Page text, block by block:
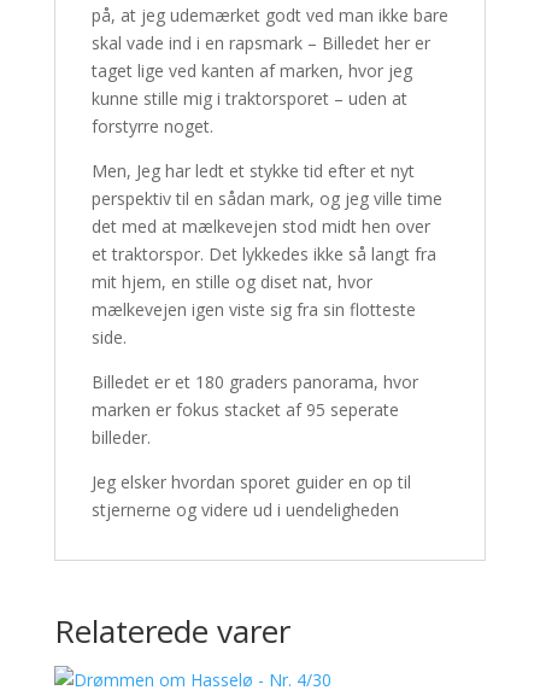
på, at jeg udemærket godt ved man ikke bare
skal vade ind i en rapsmark – Billedet her er
taget lige ved kanten af marken, hvor jeg
kunne stille mig i traktorsporet – uden at
forstyrre noget.
Men, Jeg har ledt et stykke tid efter et nyt
perspektiv til en sådan mark, og jeg ville time
det med at mælkevejen stod midt hen over
et traktorspor. Det lykkedes ikke så langt fra
mit hjem, en stille og diset nat, hvor
mælkevejen igen viste sig fra sin flotteste
side.
Billedet er et 180 graders panorama, hvor
marken er fokus stacket af 95 seperate
billeder.
Jeg elsker hvordan sporet guider en op til
stjernerne og videre ud i uendeligheden
Relaterede varer